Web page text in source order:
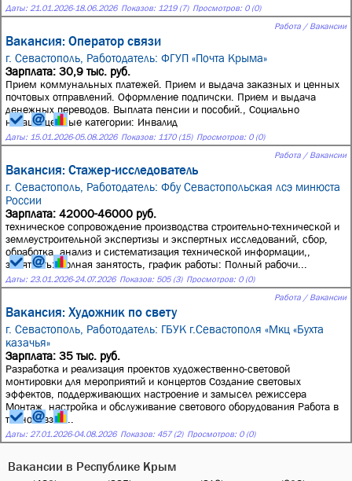
Даты: 21.01.2026-18.06.2026 Показов: 1219 (7) Просмотров: 0 (0)
Работа / Вакансии
Вакансия: Оператор связи
г. Севастополь, Работодатель: ФГУП «Почта Крыма»
Зарплата: 30,9 тыс. руб.
Прием коммунальных платежей. Прием и выдача заказных и ценных
почтовых отправлений. Оформление подпичски. Прием и выдача
денежных переводов. Выплата пенсии и пособий., Социально
незащищенные категории: Инвалид
Даты: 15.01.2026-05.08.2026 Показов: 1170 (15) Просмотров: 0 (0)
Работа / Вакансии
Вакансия: Стажер-исследователь
г. Севастополь, Работодатель: Фбу Севастопольская лсэ минюста
России
Зарплата: 42000-46000 руб.
техническое сопровождение производства строительно-технической и
землеустроительной экспертизы и экспертных исследований, сбор,
обработка, анализ и систематизация технической информации,,
занятость: Полная занятость, график работы: Полный рабочи...
Даты: 23.01.2026-24.07.2026 Показов: 505 (3) Просмотров: 0 (0)
Работа / Вакансии
Вакансия: Художник по свету
г. Севастополь, Работодатель: ГБУК г.Севастополя «Мкц «Бухта
казачья»
Зарплата: 35 тыс. руб.
Разработка и реализация проектов художественно-световой
монтировки для мероприятий и концертов Создание световых
эффектов, поддерживающих настроение и замысел режиссера
Монтаж, настройка и обслуживание светового оборудования Работа в
тесном взаи...
Даты: 27.01.2026-04.08.2026 Показов: 457 (2) Просмотров: 0 (0)
Вакансии в Республике Крым